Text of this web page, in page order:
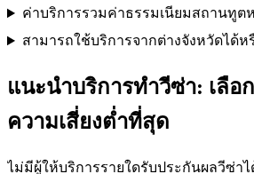
ค่าบริการรวมค่าธรรมเนียมสถานทูต
สามารถใช้บริการจากต่างจังหวัดได้ห
แนะนำบริการทำวีซ่า: เลือ
ความเสี่ยงต่ำที่สุด
ไม่มีผู้ให้บริการรายใดรับประกันผลวีซ่า